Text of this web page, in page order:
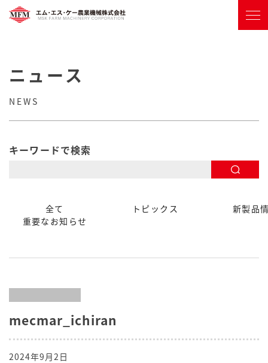
ニュース
NEWS
キーワードで検索
全て トピックス
新製品
重要なお知らせ
mecmar_ichiran
2024年9月2日